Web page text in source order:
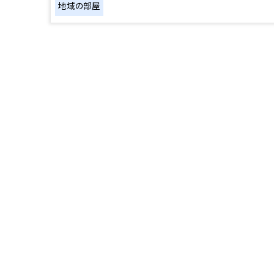
地域の部屋